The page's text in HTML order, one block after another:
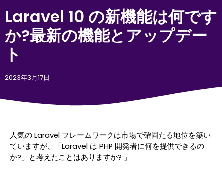
Laravel 10 の新機能は何です
か?最新の機能とアップデー
ト
2023年3月17日
人気の Laravel フレームワークは市場で確固たる地位を築い
ていますが、「Laravel は PHP 開発者に何を提供できるの
か?」と考えたことはありますか? 」